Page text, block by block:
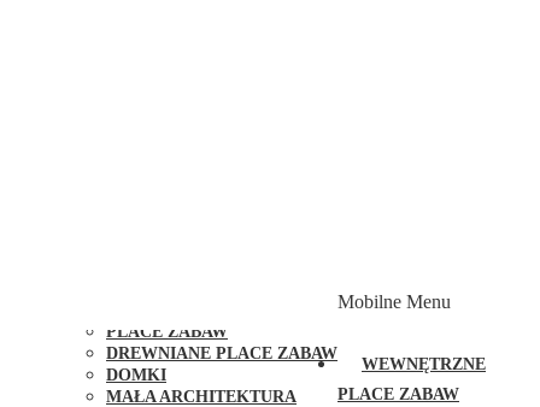
PLACE ZABAW
DREWNIANE PLACE ZABAW
DOMKI
MAŁA ARCHITEKTURA
Mobilne Menu
WEWNĘTRZNE
PLACE ZABAW